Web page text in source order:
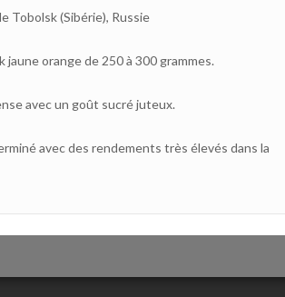
Tobolsk (Sibérie), Russie
orange de 250 à 300 grammes.
avec un goût sucré juteux.
avec des rendements très élevés dans la